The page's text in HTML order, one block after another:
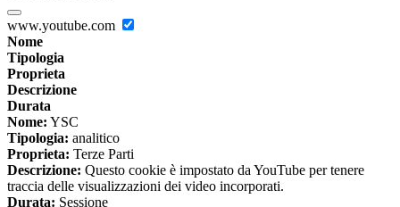
www.youtube.com
Nome
Tipologia
Proprieta
Descrizione
Durata
Nome: YSC
Tipologia: analitico
Proprieta: Terze Parti
Descrizione: Questo cookie è impostato da YouTube per tenere
traccia delle visualizzazioni dei video incorporati.
Durata: Sessione